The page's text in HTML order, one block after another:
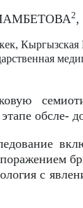
2
Кыргызская
обсле-
с